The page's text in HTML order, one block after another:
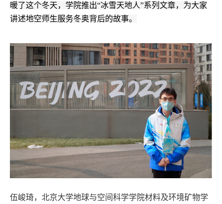
暖了这个冬天，学院推出“冰雪天地人”系列文章，为大家
讲述地空师生服务冬奥背后的故事。
伍峻琦，北京大学地球与空间科学学院材料及环境矿物学